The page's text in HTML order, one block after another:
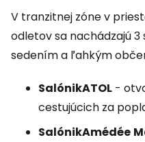
V tranzitnej zóne v
odletov sa nachádzajú
sedením a ľahkým
SalónikATOL -
cestujúcich za
SalónikAmédée